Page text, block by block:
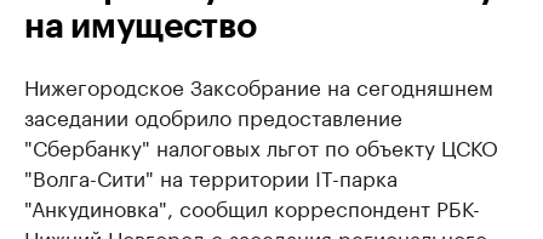
на имущество
Нижегородское Заксобрание на сегодняшнем
заседании одобрило предоставление
"Сбербанку" налоговых льгот по объекту ЦСКО
"Волга-Сити" на территории IT-парка
"Анкудиновка", сообщил корреспондент РБК-